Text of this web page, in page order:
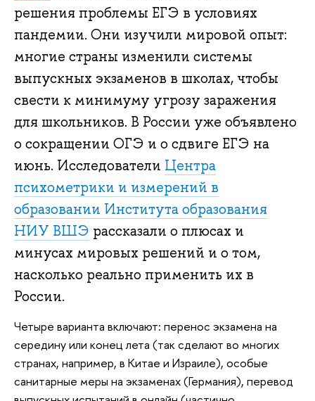
решения проблемы ЕГЭ в условиях
пандемии. Они изучили мировой опыт:
многие страны изменили системы
выпускных экзаменов в школах, чтобы
свести к минимуму угрозу заражения
для школьников. В России уже объявлено
о сокращении ОГЭ и о сдвиге ЕГЭ на
июнь. Исследователи Центра
психометрики и измерений в
образовании Института образования
НИУ ВШЭ рассказали о плюсах и
минусах мировых решений и о том,
насколько реально применить их в
России.
Четыре варианта включают: перенос экзамена на
середину или конец лета (так сделают во многих
странах, например, в Китае и Израиле), особые
санитарные меры на экзаменах (Германия), перевод